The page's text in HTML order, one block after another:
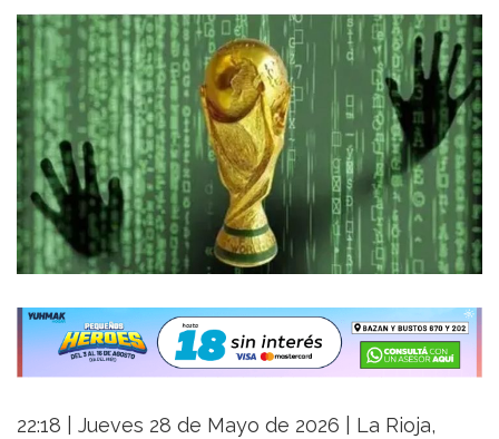
22:18 | Jueves 28 de Mayo de 2026 | La Rioja,